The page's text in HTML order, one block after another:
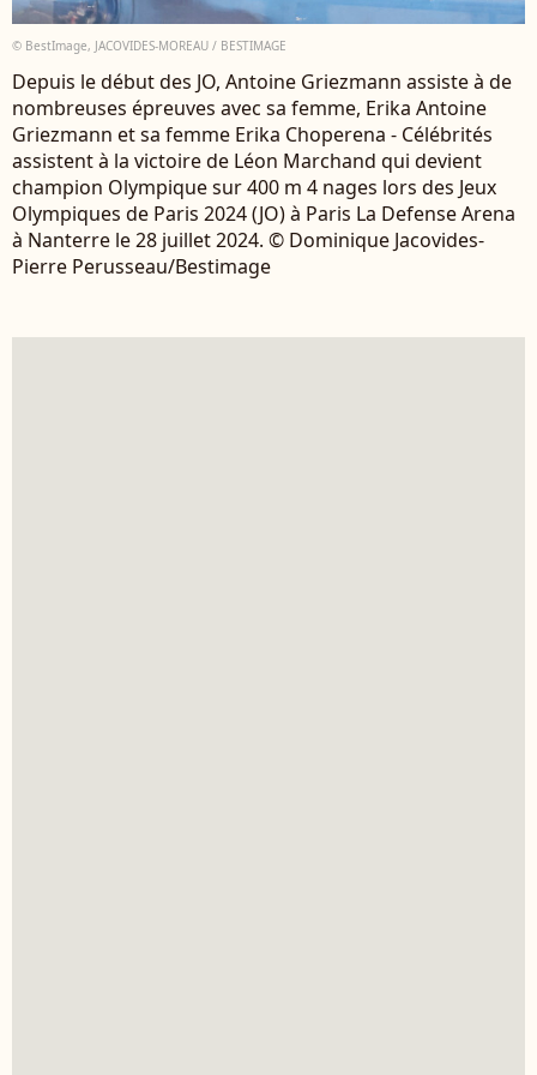
© BestImage, JACOVIDES-MOREAU / BESTIMAGE
Depuis le début des JO, Antoine Griezmann assiste à de
nombreuses épreuves avec sa femme, Erika Antoine
Griezmann et sa femme Erika Choperena - Célébrités
assistent à la victoire de Léon Marchand qui devient
champion Olympique sur 400 m 4 nages lors des Jeux
Olympiques de Paris 2024 (JO) à Paris La Defense Arena
à Nanterre le 28 juillet 2024. © Dominique Jacovides-
Pierre Perusseau/Bestimage